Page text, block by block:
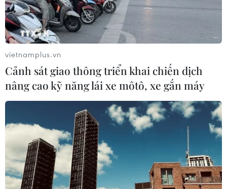
vietnamplus.vn
Cảnh sát giao thông triển khai chiến dịch
nâng cao kỹ năng lái xe môtô, xe gắn máy